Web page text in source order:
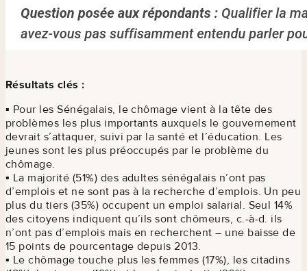
Résultats clés :
▪ Pour les Sénégalais, le chômage vient à la tête des
problèmes les plus importants auxquels le gouvernement
devrait s’attaquer, suivi par la santé et l’éducation. Les
jeunes sont les plus préoccupés par le problème du
chômage.
▪ La majorité (51%) des adultes sénégalais n’ont pas
d’emplois et ne sont pas à la recherche d’emplois. Un peu
plus du tiers (35%) occupent un emploi salarial. Seul 14%
des citoyens indiquent qu’ils sont chômeurs, c.-à-d. ils
n’ont pas d’emplois mais en recherchent – une baisse de
15 points de pourcentage depuis 2013.
▪ Le chômage touche plus les femmes (17%), les citadins